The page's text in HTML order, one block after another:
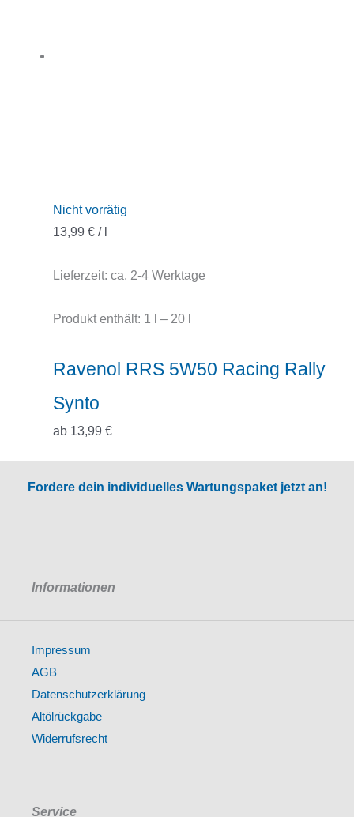
Nicht vorrätig
13,99 €/
Lieferzeit: ca. 2-4 Werktage
Produkt enthält: 1 – 20
Ravenol RRS 5W50 Racing Rally
Synto
ab 13,99 €
Fordere dein individuelles Wartungspaket jetzt an!
Informationen
Impressum
AGB
Datenschutzerklärung
Altölrückgabe
Widerrufsrecht
Service